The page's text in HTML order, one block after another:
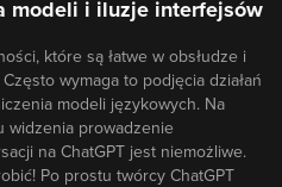
modeli i iluzje interfejsów
które są łatwe w obsłudze i
wymaga to podjęcia działań
modeli językowych. Na
widzenia prowadzenie
na ChatGPT jest niemożliwe.
Po prostu twórcy ChatGPT